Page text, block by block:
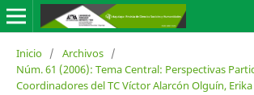
Inicio / Archivos /
Núm. 61 (2006): Tema Central: Perspectivas
Coordinadores del TC Víctor Alarcón Olguín,